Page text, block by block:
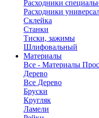
Расходники
Расходники
Склейка
Станки
Тиски, зажимы
Шлифовальный
Материалы
Все - Материалы
Дерево
Все Дерево
Бруски
Кругляк
Ламели